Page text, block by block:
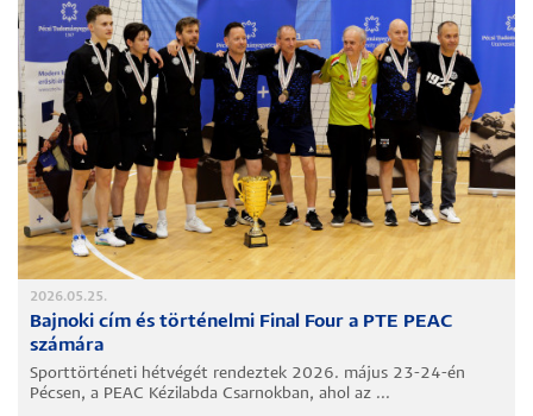
2026.05.25.
Bajnoki cím és történelmi Final Four a PTE PEAC
számára
Sporttörténeti hétvégét rendeztek 2026. május 23-24-én
Pécsen, a PEAC Kézilabda Csarnokban, ahol az ...